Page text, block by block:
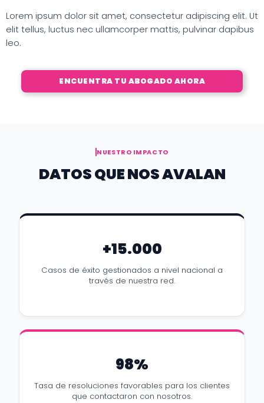
Lorem ipsum dolor sit amet, consectetur adipiscing elit. Ut
elit tellus, luctus nec ullamcorper mattis, pulvinar dapibus
leo.
ENCUENTRA TU ABOGADO AHORA
NUESTRO IMPACTO
DATOS QUE NOS AVALAN
+15.000
Casos de éxito gestionados a nivel nacional a
través de nuestra red.
98%
Tasa de resoluciones favorables para los clientes
que contactaron con nosotros.